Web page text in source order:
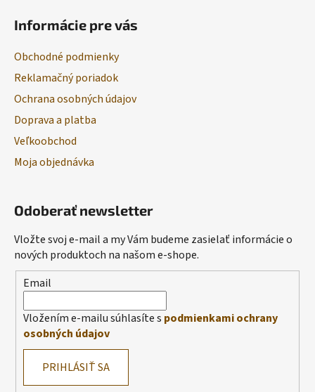
Informácie pre vás
Obchodné podmienky
Reklamačný poriadok
Ochrana osobných údajov
Doprava a platba
Veľkoobchod
Moja objednávka
Odoberať newsletter
Vložte svoj e-mail a my Vám budeme zasielať informácie o
nových produktoch na našom e-shope.
Email
Vložením e-mailu súhlasíte s podmienkami ochrany
osobných údajov
PRIHLÁSIŤ SA